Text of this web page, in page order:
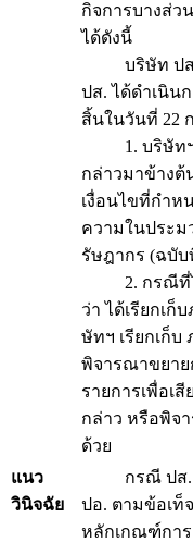
กิจการบางส่ว
ได้ดังนี้
บริษัท ปส. แ
ปส. ได้ดำเนิน
สิ้นในวันที่ 22
1. บริษัทฯ เ
กล่าวมาข้างต้
เงื่อนไขที่กำห
ความในประม
รัษฎากร (ฉบับ
2. กรณีที่ไม่
ว่า ได้เรียกเก็
ษัทฯ เรียกเก็
พิจารณาขยาย
รายการเพื่อเ
กล่าว หรือพิจ
ด้วย
แนว
วินิจฉัย
กรณี ปส. ไ
ปอ. ตามข้อเท็
หลักเกณฑ์การ